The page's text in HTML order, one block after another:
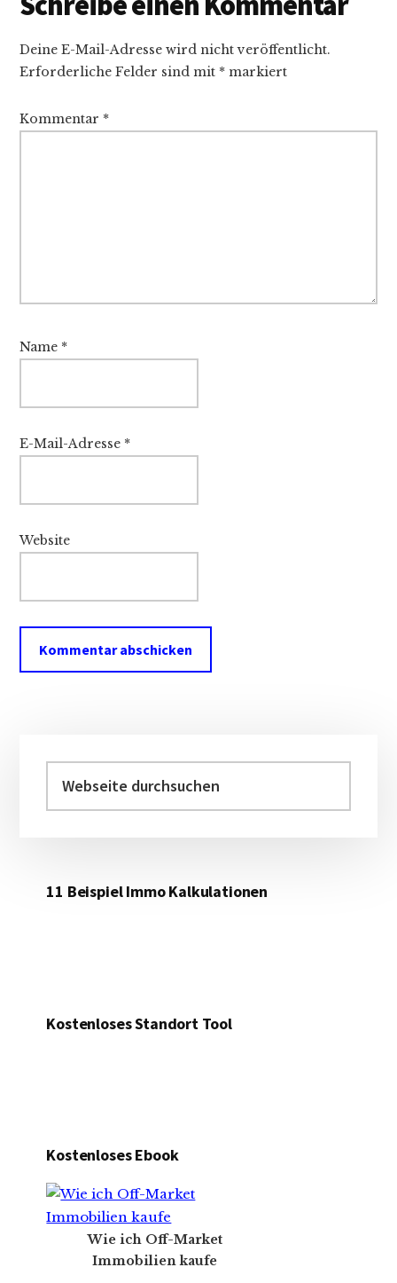
Deine E-Mail-Adresse wird nicht veröffentlicht.
Erforderliche Felder sind mit * markiert
Kommentar *
Name *
E-Mail-Adresse *
Website
Sidebar
durchsuchen
11 Beispiel Immo Kalkulationen
Kostenloses Standort Tool
Kostenloses Ebook
Wie ich Off-Market
Immobilien kaufe